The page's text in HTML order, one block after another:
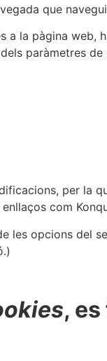
que
la pàgina web,
paràmetres
per la
com
opcions del
,